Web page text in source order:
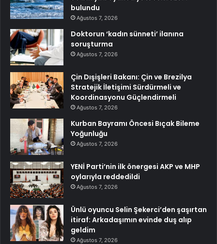
bulundu
Ağustos 7, 2026
Doktorun ‘kadın sünneti’ ilanına
soruşturma
Ağustos 7, 2026
Çin Dışişleri Bakanı: Çin ve Brezilya
Stratejik İletişimi Sürdürmeli ve
Koordinasyonu Güçlendirmeli
Ağustos 7, 2026
Kurban Bayramı Öncesi Bıçak Bileme
Yoğunluğu
Ağustos 7, 2026
YENİ Parti’nin ilk önergesi AKP ve MHP
oylarıyla reddedildi
Ağustos 7, 2026
Ünlü oyuncu Selin Şekerci’den şaşırtan
itiraf: Arkadaşımın evinde duş alıp
geldim
Ağustos 7, 2026